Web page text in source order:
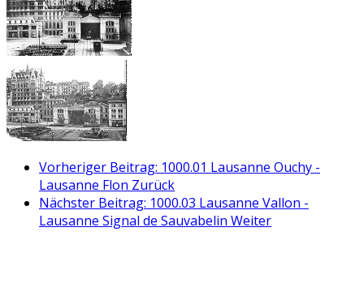
Vorheriger Beitrag: 1000.01 Lausanne Ouchy -
Lausanne Flon Zurück
Nächster Beitrag: 1000.03 Lausanne Vallon -
Lausanne Signal de Sauvabelin Weiter